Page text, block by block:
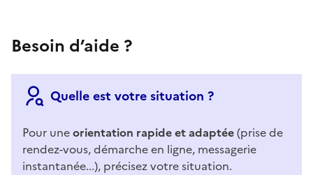
Besoin d’aide ?
Quelle est votre situation ?
Pour uneorientation rapide et adaptée(prise de
rendez-vous, démarche en ligne, messagerie
instantanée...), précisez votre situation.